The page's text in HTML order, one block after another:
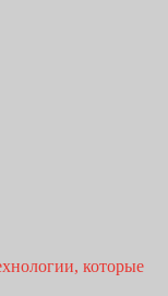
которые